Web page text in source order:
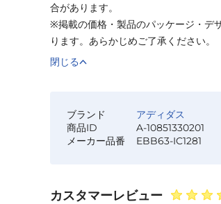
合があります。
※掲載の価格・製品のパッケージ・デ
ります。あらかじめご了承ください。
閉じる
ブランド
アディダス
商品ID
A-10851330201
メーカー品番
EBB63-IC1281
カスタマーレビュー